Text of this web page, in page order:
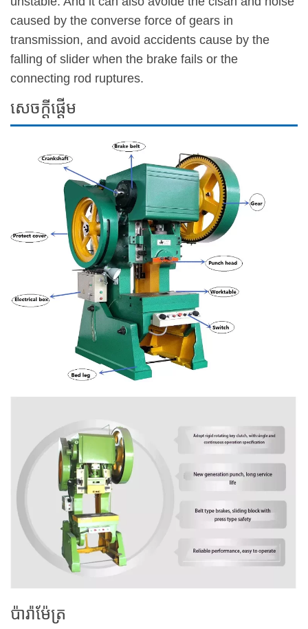
caused by the converse force of gears in
transmission, and avoid accidents cause by the
falling of slider when the brake fails or the
connecting rod ruptures.
សេចក្តីផ្តើម
ប៉ារ៉ាម៉ែត្រ